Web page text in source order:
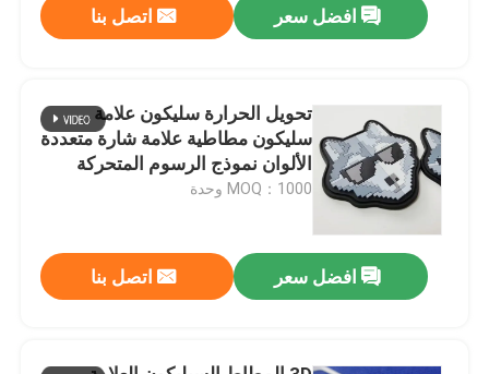
افضل سعر اتصل بنا
تحويل الحرارة سليكون علامة
سليكون مطاطية علامة شارة متعددة
الألوان نموذج الرسوم المتحركة
ENISO20471
MOQ：1000 وحدة
افضل سعر اتصل بنا